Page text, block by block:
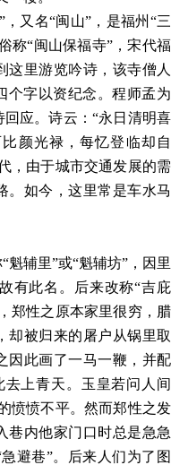
，又名“闽山”，是福州“三
称“闽山保福寺”，宋代福
这里游览吟诗，该寺僧人
个字以资纪念。程师孟为
应。诗云：“永日清明喜
颜光禄，每忆登临却自
，由于城市交通发展的需
。如今，这里常是车水马
魁辅里”或“魁辅坊”，因里
有此名。后来改称“吉庇
郑性之原本家里很穷，腊
却被归来的屠户从锅里取
因此画了一马一鞭，并配
上青天。玉皇若问人间
愤愤不平。然而郑性之发
巷内他家门口时总是急急
避巷”。后来人们为了图